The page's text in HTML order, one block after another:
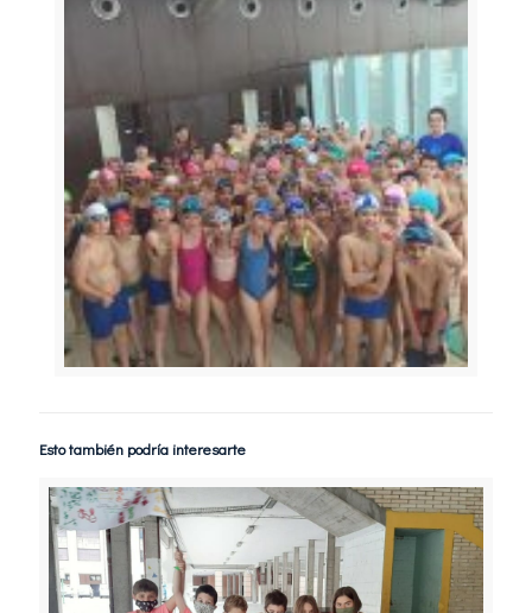
Esto también podría interesarte